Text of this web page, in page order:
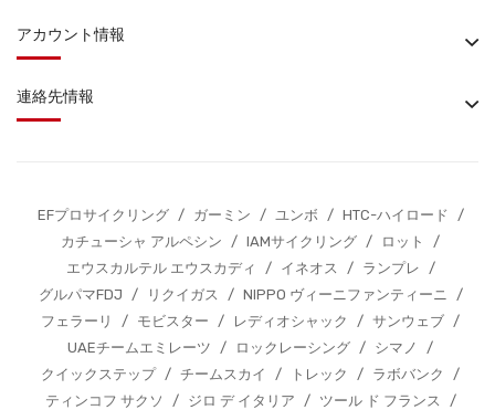
アカウント情報
連絡先情報
EFプロサイクリング / ガーミン / ユンボ / HTC-ハイロード /
カチューシャ アルペシン / IAMサイクリング / ロット
/
エウスカルテル エウスカディ
/ イネオス / ランプレ /
グルパマFDJ / リクイガス / NIPPO ヴィーニファンティーニ /
フェラーリ
/ モビスター / レディオシャック / サンウェブ /
UAEチームエミレーツ / ロックレーシング / シマノ
/
クイックステップ / チームスカイ / トレック / ラボバンク
/
ティンコフ サクソ
/ ジロ デ イタリア / ツール ド フランス /